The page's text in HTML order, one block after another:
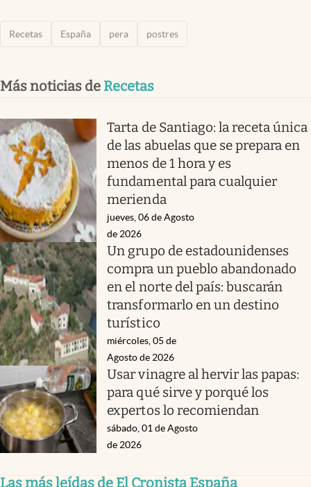
Recetas España pera postres
Más noticias de Recetas
Tarta de Santiago: la receta única
de las abuelas que se prepara en
menos de 1 hora y es
fundamental para cualquier
merienda
jueves, 06 de Agosto
de 2026
Un grupo de estadounidenses
compra un pueblo abandonado
en el norte del país: buscarán
transformarlo en un destino
turístico
miércoles, 05 de
Agosto de 2026
Usar vinagre al hervir las papas:
para qué sirve y porqué los
expertos lo recomiendan
sábado, 01 de Agosto
de 2026
Las más leídas de El Cronista España